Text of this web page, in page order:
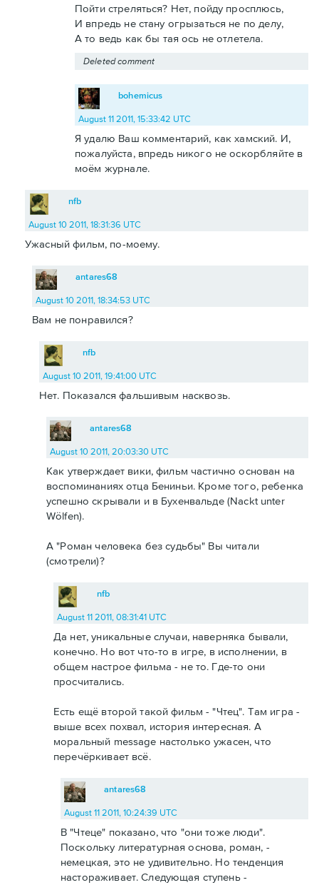
Пойти стреляться? Нет, пойду просплюсь,
И впредь не стану огрызаться не по делу,
А то ведь как бы тая ось не отлетела.
Deleted comment
bohemicus
August 11 2011, 15:33:42 UTC
Я удалю Ваш комментарий, как хамский. И,
пожалуйста, впредь никого не оскорбляйте в
моём журнале.
nfb
August 10 2011, 18:31:36 UTC
Ужасный фильм, по-моему.
antares68
August 10 2011, 18:34:53 UTC
Вам не понравился?
nfb
August 10 2011, 19:41:00 UTC
Нет. Показался фальшивым насквозь.
antares68
August 10 2011, 20:03:30 UTC
Как утверждает вики, фильм частично основан на
воспоминаниях отца Бениньи. Кроме того, ребенка
успешно скрывали и в Бухенвальде (Nackt unter
Wölfen).
А "Роман человека без судьбы" Вы читали
(смотрели)?
nfb
August 11 2011, 08:31:41 UTC
Да нет, уникальные случаи, наверняка бывали,
конечно. Но вот что-то в игре, в исполнении, в
общем настрое фильма - не то. Где-то они
просчитались.
Есть ещё второй такой фильм - "Чтец". Там игра -
выше всех похвал, история интересная. А
моральный message настолько ужасен, что
перечёркивает всё.
antares68
August 11 2011, 10:24:39 UTC
В "Чтеце" показано, что "они тоже люди".
Поскольку литературная основа, роман, -
немецкая, это не удивительно. Но тенденция
настораживает. Следующая ступень -